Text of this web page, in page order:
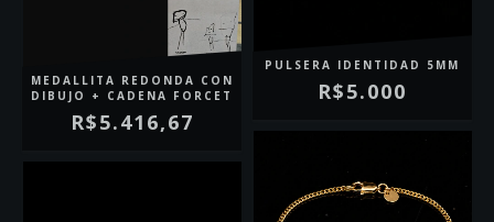
MEDALLITA REDONDA CON
DIBUJO + CADENA FORCET
R$5.416,67
PULSERA IDENTIDAD 5MM
R$5.000